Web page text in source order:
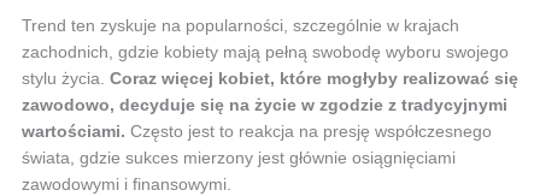
Trend ten zyskuje na popularności, szczególnie w krajach
zachodnich, gdzie kobiety mają pełną swobodę wyboru swojego
stylu życia. Coraz więcej kobiet, które mogłyby realizować się
zawodowo, decyduje się na życie w zgodzie z tradycyjnymi
wartościami. Często jest to reakcja na presję współczesnego
świata, gdzie sukces mierzony jest głównie osiągnięciami
zawodowymi i finansowymi.